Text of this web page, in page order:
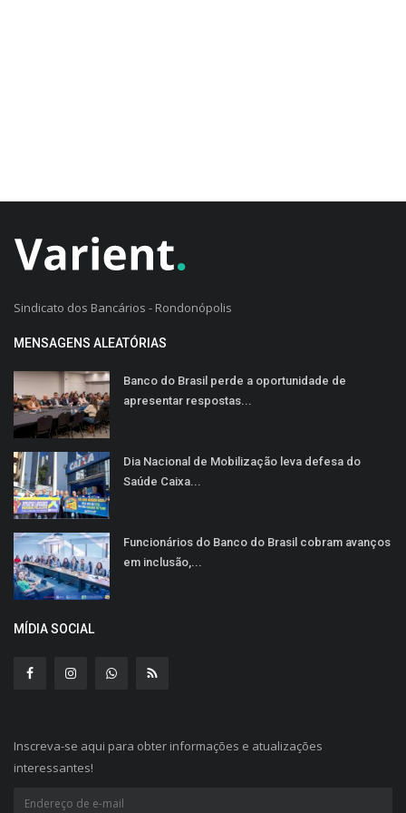
Sindicato dos Bancários - Rondonópolis
MENSAGENS ALEATÓRIAS
Banco do Brasil perde a oportunidade de
apresentar respostas...
Dia Nacional de Mobilização leva defesa do
Saúde Caixa...
Funcionários do Banco do Brasil cobram avanços
em inclusão,...
MÍDIA SOCIAL
Inscreva-se aqui para obter informações e atualizações
interessantes!